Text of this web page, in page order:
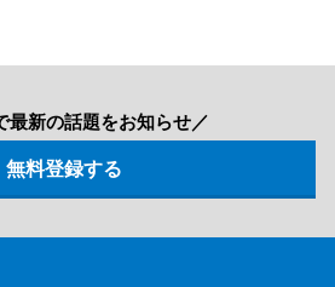
最新の話題をお知らせ／